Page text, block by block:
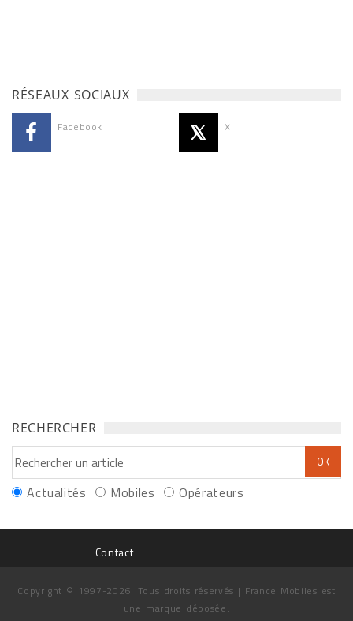
RÉSEAUX SOCIAUX
Facebook X
RECHERCHER
Actualités Mobiles Opérateurs
Contact
Copyright © 1997-2026. Tous droits réservés | France Mobiles est
une marque déposée.